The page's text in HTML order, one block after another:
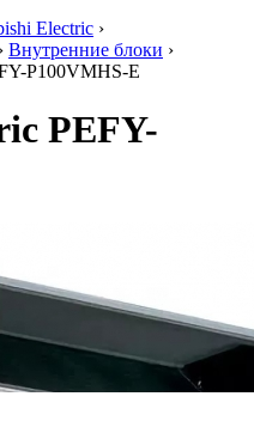
Electric ›
› Внутренние блоки ›
P100VMHS-E
PEFY-